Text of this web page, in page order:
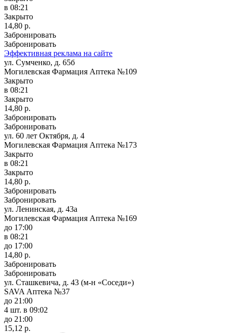
в 08:21
Закрыто
14,80 р.
Забронировать
Забронировать
Эффективная реклама на сайте
ул. Сумченко, д. 65б
Могилевская Фармация Аптека №109
Закрыто
в 08:21
Закрыто
14,80 р.
Забронировать
Забронировать
ул. 60 лет Октября, д. 4
Могилевская Фармация Аптека №173
Закрыто
в 08:21
Закрыто
14,80 р.
Забронировать
Забронировать
ул. Ленинская, д. 43а
Могилевская Фармация Аптека №169
до 17:00
в 08:21
до 17:00
14,80 р.
Забронировать
Забронировать
ул. Сташкевича, д. 43 (м-н «Соседи»)
SAVA Аптека №37
до 21:00
4 шт. в 09:02
до 21:00
15,12 р.